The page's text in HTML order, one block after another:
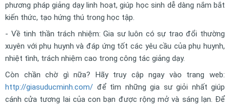
phương pháp giảng dạy linh hoạt, giúp học sinh dễ dàng nắm bắt
kiến thức, tạo hứng thú trong học tập.
- Về tinh thần trách nhiệm: Gia sư luôn có sự trao đổi thường
xuyên với phụ huynh và đáp ứng tốt các yêu cầu của phụ huynh,
nhiệt tình, trách nhiệm cao trong công tác giảng dạy.
Còn chần chờ gì nữa? Hãy truy cập ngay vào trang web:
http://giasuducminh.com/ để tìm những gia sư giỏi nhất giúp
cánh cửa tương lai của con bạn được rộng mở và sáng lạn. Để